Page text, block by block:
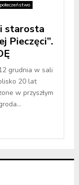
starosta
Pieczęci”.
grudnia w sali
20 lat
w przyszłym